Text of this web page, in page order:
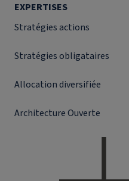
EXPERTISES
Stratégies actions
Stratégies obligataires
Allocation diversifiée
Architecture Ouverte